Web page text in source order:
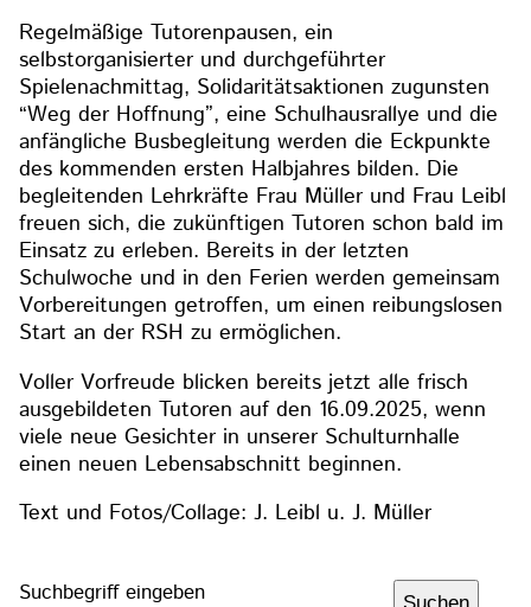
Regelmäßige Tutorenpausen, ein
selbstorganisierter und durchgeführter
Spielenachmittag, Solidaritätsaktionen zugunsten
“Weg der Hoffnung”, eine Schulhausrallye und die
anfängliche Busbegleitung werden die Eckpunkte
des kommenden ersten Halbjahres bilden. Die
begleitenden Lehrkräfte Frau Müller und Frau Leibl
freuen sich, die zukünftigen Tutoren schon bald im
Einsatz zu erleben. Bereits in der letzten
Schulwoche und in den Ferien werden gemeinsam
Vorbereitungen getroffen, um einen reibungslosen
Start an der RSH zu ermöglichen.
Voller Vorfreude blicken bereits jetzt alle frisch
ausgebildeten Tutoren auf den 16.09.2025, wenn
viele neue Gesichter in unserer Schulturnhalle
einen neuen Lebensabschnitt beginnen.
Text und Fotos/Collage: J. Leibl u. J. Müller
Suchbegriff eingeben